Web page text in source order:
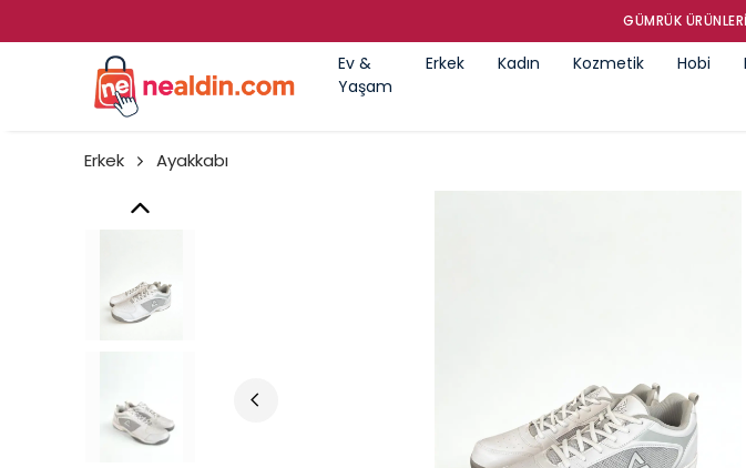
GÜMRÜK
Ev &
Yaşam
Erkek Kadın Kozmetik Hobi
Erkek Ayakkabı